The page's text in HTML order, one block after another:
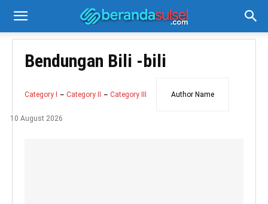
Bendungan Bili -bili
Category I Category II Category III Author Name
10 August 2026